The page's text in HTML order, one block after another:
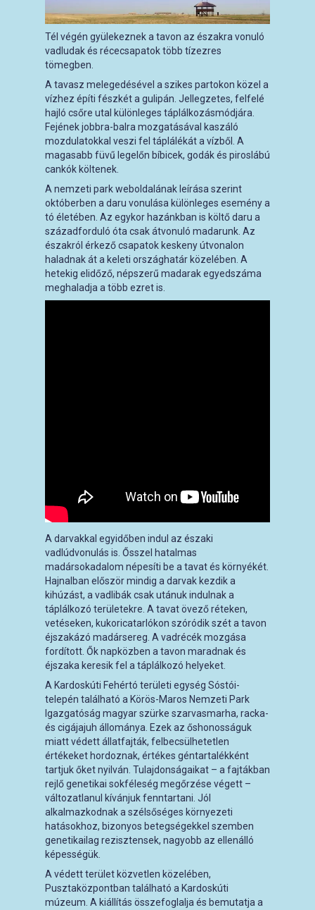
Tél végén gyülekeznek a tavon az északra vonuló
vadludak és récecsapatok több tízezres
tömegben.
A tavasz melegedésével a szikes partokon közel a
vízhez építi fészkét a gulipán. Jellegzetes, felfelé
hajló csőre utal különleges táplálkozásmódjára.
Fejének jobbra-balra mozgatásával kaszáló
mozdulatokkal veszi fel táplálékát a vízből. A
magasabb füvű legelőn bíbicek, godák és piroslábú
cankók költenek.
A nemzeti park weboldalának leírása szerint
októberben a daru vonulása különleges esemény a
tó életében. Az egykor hazánkban is költő daru a
századforduló óta csak átvonuló madarunk. Az
északról érkező csapatok keskeny útvonalon
haladnak át a keleti országhatár közelében. A
hetekig elidőző, népszerű madarak egyedszáma
meghaladja a több ezret is.
A darvakkal egyidőben indul az északi
vadlúdvonulás is. Ősszel hatalmas
madársokadalom népesíti be a tavat és környékét.
Hajnalban először mindig a darvak kezdik a
kihúzást, a vadlibák csak utánuk indulnak a
táplálkozó területekre. A tavat övező réteken,
vetéseken, kukoricatarlókon szóródik szét a tavon
éjszakázó madársereg. A vadrécék mozgása
fordított. Ők napközben a tavon maradnak és
éjszaka keresik fel a táplálkozó helyeket.
A Kardoskúti Fehértó területi egység Sóstói-
telepén található a Körös-Maros Nemzeti Park
Igazgatóság magyar szürke szarvasmarha, racka-
és cigájajuh állománya. Ezek az őshonosságuk
miatt védett állatfajták, felbecsülhetetlen
értékeket hordoznak, értékes géntartalékként
tartjuk őket nyilván. Tulajdonságaikat – a fajtákban
rejlő genetikai sokféleség megőrzése végett –
változatlanul kívánjuk fenntartani. Jól
alkalmazkodnak a szélsőséges környezeti
hatásokhoz, bizonyos betegségekkel szemben
genetikailag rezisztensek, nagyobb az ellenálló
képességük.
A védett terület közvetlen közelében,
Pusztaközpontban található a Kardoskúti
múzeum. A kiállítás összefoglalja és bemutatja a